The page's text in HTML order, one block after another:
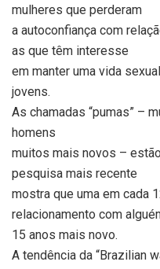
mulheres que perderam
a autoconfiança com
as que têm interesse
em manter uma vida
jovens.
As chamadas “pumas” –
homens
muitos mais novos –
pesquisa mais recente
mostra que uma em cada
relacionamento com
15 anos mais novo.
A tendência da “Brazilian